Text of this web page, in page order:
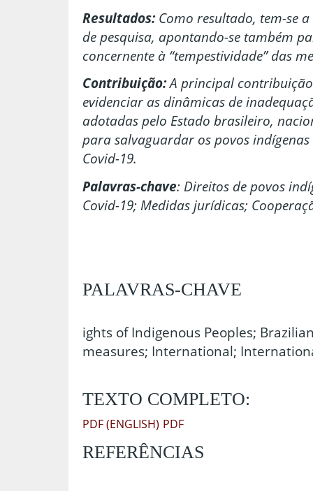
Resultados:Como resultado, tem-se
de pesquisa, apontando-se também
concernente à “tempestividade” das
Contribuição:A principal
evidenciar as dinâmicas de
adotadas pelo Estado brasileiro,
para salvaguardar os povos
Covid-19.
Palavras-chave: Direitos de povos
Covid-19; Medidas jurídicas;
PALAVRAS-CHAVE
ights of Indigenous Peoples;
measures; International;
TEXTO COMPLETO:
PDF (ENGLISH) PDF
REFERÊNCIAS